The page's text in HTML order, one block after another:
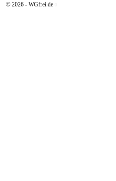
© 2026 - WGfrei.de